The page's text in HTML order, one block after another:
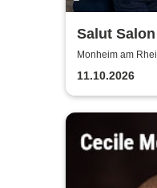
Salut
Monheim am
11.10.2026